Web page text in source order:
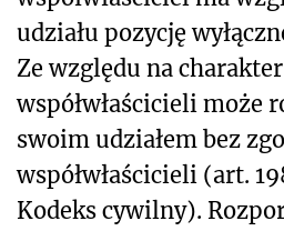
udziału pozycję
Ze względu na
współwłaścicieli może
swoim udziałem bez
współwłaścicieli (art.
Kodeks cywilny).